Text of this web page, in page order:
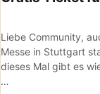
Liebe Community,
Messe in Stuttgart
dieses Mal gibt es
…